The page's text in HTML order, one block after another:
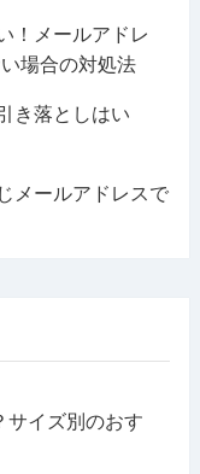
！メールアドレ
場合の対処法
き落としはい
メールアドレスで
サイズ別のおす